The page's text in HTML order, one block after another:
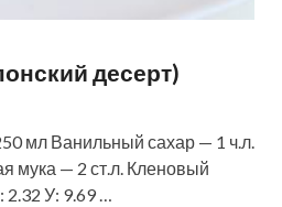
десерт)
мл Ванильный сахар — 1 ч.л.
мука — 2 ст.л. Кленовый
2.32 У: 9.69 …